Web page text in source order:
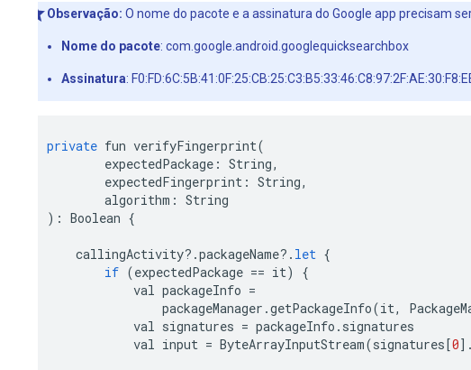
Observação: O nome do pacote e a assinatura do Google app precisam
Nome do pacote: com.google.android.googlequicksearchbox
Assinatura:
private fun verifyFingerprint(
expectedPackage : String,
expectedFingerprint : String,
algorithm : String
): Boolean {
callingActivity?.packageName?. let {
if (expectedPackage == it)
{
val packageInfo =
packageManager .getPackageInfo(it,
val signatures = packageInfo . signatures
val input = ByteArrayInputStream(signatures[0].